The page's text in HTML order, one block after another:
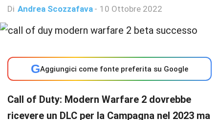
Di Andrea Scozzafava - 10 Ottobre 2022
GAggiungici come fonte preferita su Google
Call of Duty: Modern Warfare 2 dovrebbe
ricevere un DLC per la Campagna nel 2023 ma